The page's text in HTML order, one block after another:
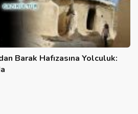
Barak Hafızasına Yolculuk: